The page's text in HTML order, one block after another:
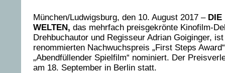
München/Ludwigsburg, den 10. August 2017 – DIE
WELTEN, das mehrfach preisgekrönte Kinofilm-
Drehbuchautor und Regisseur Adrian Goiginger,
renommierten Nachwuchspreis „First Steps
„Abendfüllender Spielfilm“ nominiert. Der
am 18. September in Berlin statt.